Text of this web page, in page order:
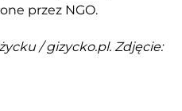
przez NGO.
/ gizycko.pl. Zdjęcie: